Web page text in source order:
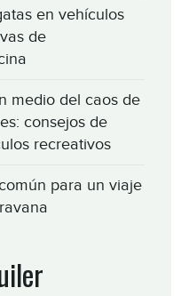
en vehículos
de
medio del caos de
consejos de
recreativos
para un viaje